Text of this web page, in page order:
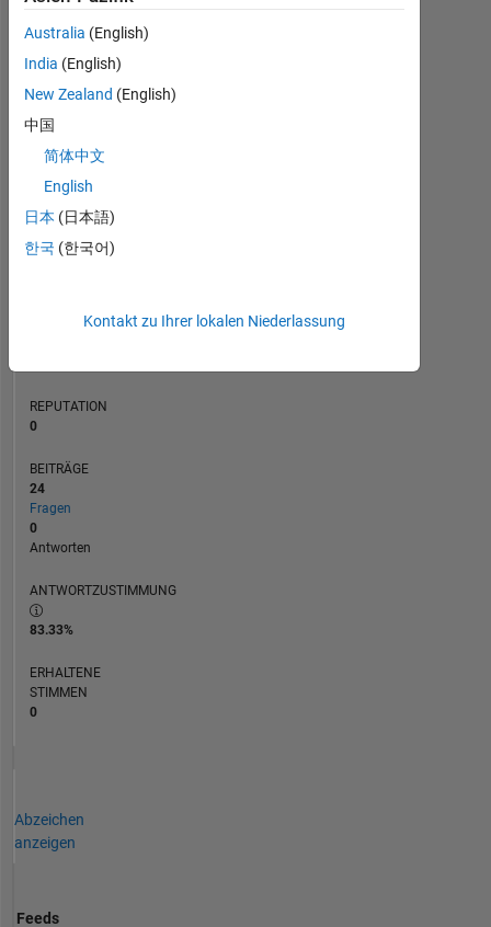
BEITRÄGE L
1
3
4
REPUTATION
0
BEITRÄGE
24
Fragen
0
Antworten
ANTWORTZUSTIMMUNG
83.33%
ERHALTENE
STIMMEN
0
Abzeichen
anzeigen
Feeds
Australia (English)
India (English)
New Zealand (English)
中国
简体中文
English
日本 (日本語)
한국 (한국어)
Kontakt zu Ihrer lokalen Niederlassung